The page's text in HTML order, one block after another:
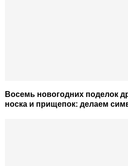
Восемь новогодних поделок
носка и прищепок: делаем